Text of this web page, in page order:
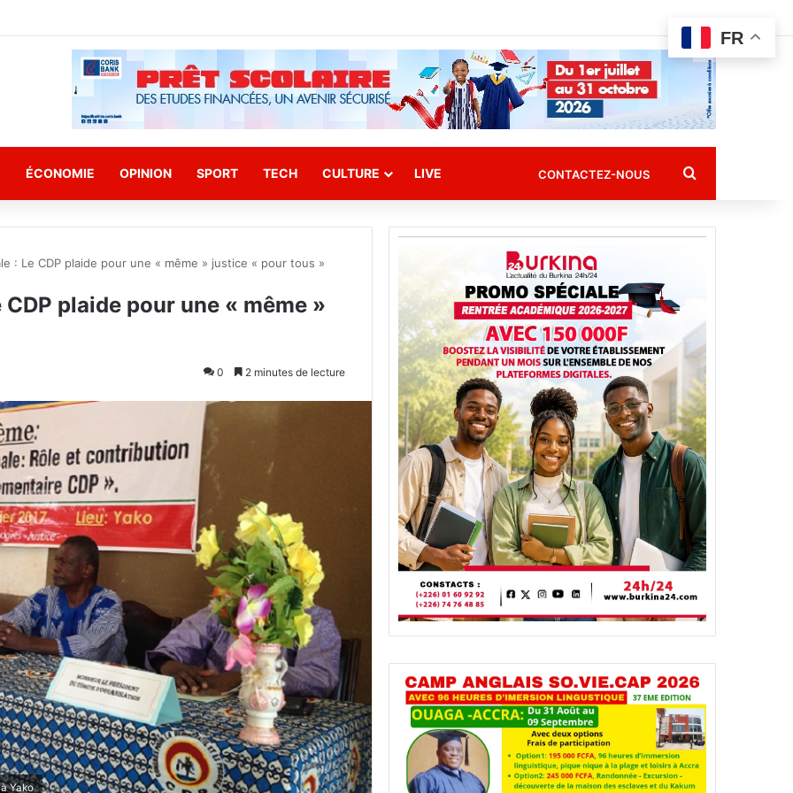
ÉCONOMIE OPINION SPORT TECH CULTURE LIVE CONTACTEZ-NOUS Rechercher
: Le CDP plaide pour une « même » justice « pour tous »
plaide pour une « même »
0 2 minutes de lecture
Yako
FR